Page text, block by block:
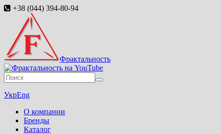
+38 (044) 394-80-94
Фрактальность
УкрEng
О компании
Бренды
Каталог